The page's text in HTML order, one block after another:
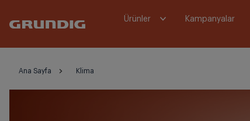
Ürünler Kampanyalar
Ana Sayfa Klima